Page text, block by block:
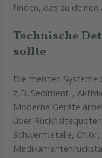
finden, das zu
Technische
sollte
Die meisten
z. B. Sediment-,
Moderne Geräte
über
Schwermetalle,